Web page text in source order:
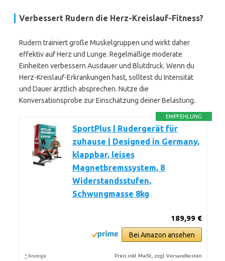
Verbessert Rudern die Herz-Kreislauf-Fitness?
Rudern trainiert große Muskelgruppen und wirkt daher
effektiv auf Herz und Lunge. Regelmäßige moderate
Einheiten verbessern Ausdauer und Blutdruck. Wenn du
Herz-Kreislauf-Erkrankungen hast, solltest du Intensität
und Dauer ärztlich absprechen. Nutze die
Konversationsprobe zur Einschätzung deiner Belastung.
EMPFEHLUNG
SportPlus | Rudergerät für
zuhause | Designed in Germany,
klappbar, leises
Magnetbremssystem, 8
Widerstandsstufen,
Schwungmasse 8kg
189,99 €
Bei Amazon ansehen
* Anzeige Preis inkl. MwSt., zzgl. Versandkosten